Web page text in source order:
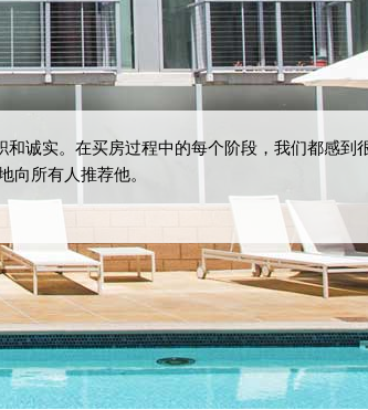
诚实。在买房过程中的每个阶段，我们都感到
向所有人推荐他。